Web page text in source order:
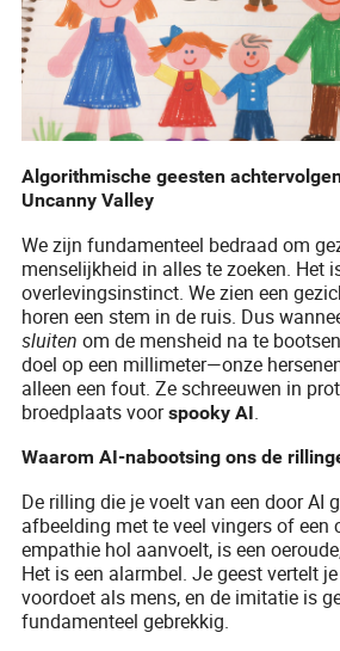
Algorithmische geesten
Uncanny Valley
We zijn fundamenteel bedraad om
menselijkheid in alles te zoeken. Het
overlevingsinstinct. We zien een
horen een stem in de ruis. Dus
sluiten om de mensheid na te
doel op een millimeter—onze
alleen een fout. Ze schreeuwen in
broedplaats voorspooky AI.
Waarom AI-nabootsing ons de
De rilling die je voelt van een door AI
afbeelding met te veel vingers of een
empathie hol aanvoelt, is een
Het is een alarmbel. Je geest vertelt
voordoet als mens, en de imitatie is
fundamenteel gebrekkig.